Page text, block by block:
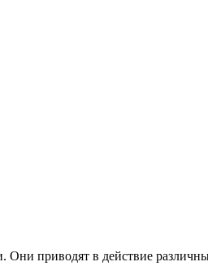
приводят в действие